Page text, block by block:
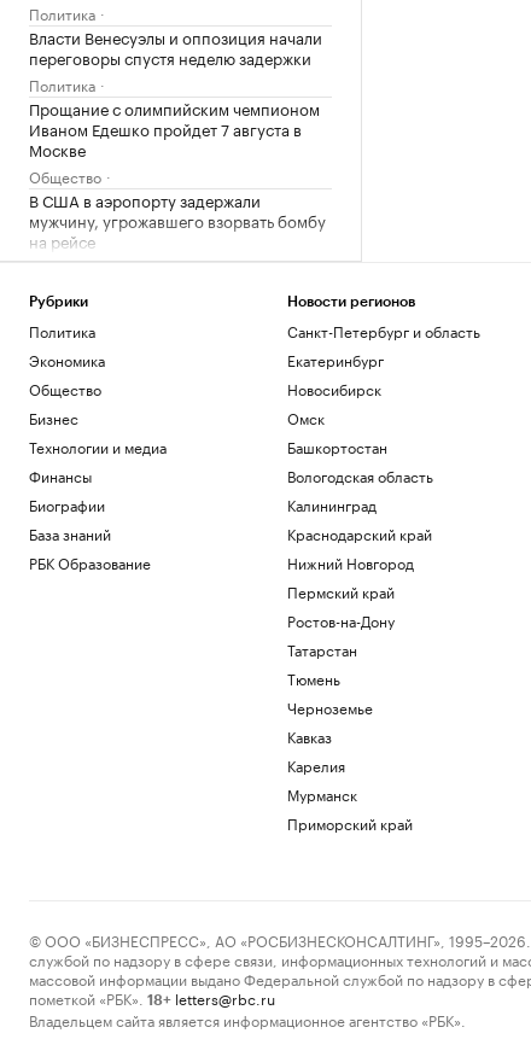
Политика
Власти Венесуэлы и оппозиция начали
переговоры спустя неделю задержки
Политика
Прощание с олимпийским чемпионом
Иваном Едешко пройдет 7 августа в
Москве
Общество
В США в аэропорту задержали
мужчину, угрожавшего взорвать бомбу
на рейсе
Общество
Во Внуково предупредили о задержках
рейсов из-за грозы
Общество
В Саудовской Аравии сообщили об 11
пострадавших при атаках хуситов
Политика
потребовала подтверждать
происхождение газа
Политика
Трамп заявил, что США «тоже
нуждаются» в ракетах для Patriot
Политика
Reuters сообщил о серии кибератак на
крупнейшие финансовые компании
Загрузить еще
Рубрики
Политика
Экономика
Общество
Бизнес
Технологии и медиа
Финансы
Биографии
База знаний
РБК Образование
Новости регионов
Санкт-Петербург и область
Екатеринбург
Новосибирск
Омск
Башкортостан
Вологодская область
Калининград
Краснодарский край
Нижний Новгород
Пермский край
Ростов-на-Дону
Татарстан
Тюмень
Черноземье
Кавказ
Карелия
Мурманск
Приморский край
© ООО «БИЗНЕСПРЕСС», АО «РОСБИЗНЕСКОНСАЛТИНГ», 1995–2026.
службой по надзору в сфере связи, информационных технологий и
массовой информации выдано Федеральной службой по надзору в
пометкой «РБК».
18+ letters@rbc.ru
Владельцем сайта является информационное агентство «РБК».